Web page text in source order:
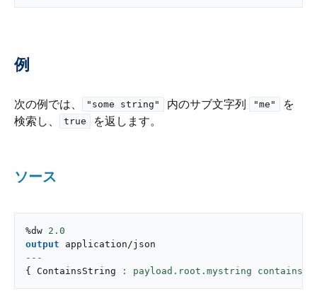
例
次の例では、​ "some string" ​ 内のサブ文字列 ​ "me"
​ を
検索し、​
true ​ を返します。
ソース
%dw 2.0
output
application/json
---
{
ContainsString : payload.root.mystring contains(